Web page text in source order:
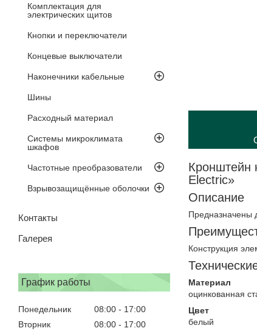
Комплектация для
электрических щитов
Кнопки и переключатели
Концевые выключатели
Наконечники кабельные
Шины
Расходный материал
Системы микроклимата
шкафов
Частотные преобразователи
Взрывозащищённые оболочки
Контакты
Галерея
График работы
Понедельник 08:00
17:00
Вторник
08:00
17:00
Кронштейн
Electric»
Описание
Предназначены
Конструкция
Материал
оцинкованная
Цвет
белый